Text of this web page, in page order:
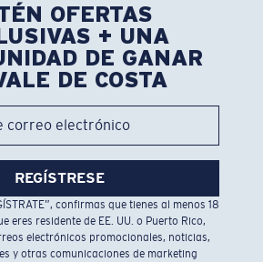
OFERTAS
+ UNA
DE GANAR
DE COSTA
correo electrónico
REGÍSTRESE
confirmas que tienes al menos 18
eres residente de EE. UU. o Puerto Rico,
electrónicos promocionales, noticias,
y otras comunicaciones de marketing